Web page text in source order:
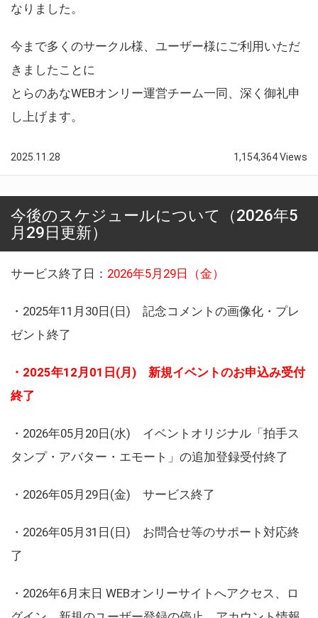
なりました。
今まで多くのサークル様、ユーザー様にご利用いただ
きましたことに
とらのあなWEBオンリー運営チーム一同、深く御礼申
し上げます。
2025.11.28 1,154,364 Views
今後のスケジュールについて（2026年5
月29日更新）
サービス終了日： 2026年5月29日（金）
・2025年11月30日(日) 記念コメントの画像化・プレ
ゼント終了
・2025年12月01日(月) 新規イベントのお申込み受付
終了
・2026年05月20日(水) イベントオリジナル「拍手ス
タンプ・アバター・エモート」の追加登録受付終了
・2026年05月29日(金) サービス終了
・2026年05月31日(日) お問合せ等のサポート対応終
了
・2026年6月末日 WEBオンリーサイトへアクセス、ロ